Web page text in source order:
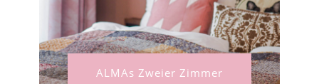
ALMAs Zweier Zimmer